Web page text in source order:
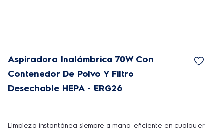
Aspiradora Inalámbrica 70W Con
Contenedor De Polvo Y Filtro
Desechable HEPA - ERG26
Limpieza instantánea siempre a mano, eficiente en cualquier